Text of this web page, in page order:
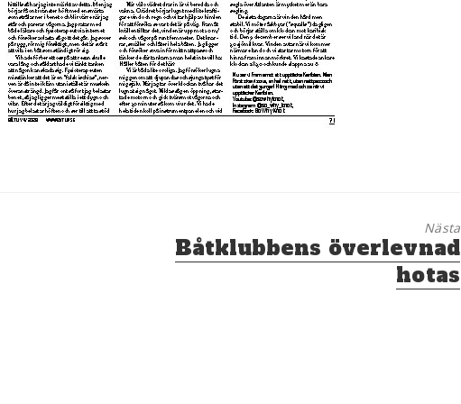
Nästa
Nästa
inlägg:
Båtklubbens överlevnad
hotas